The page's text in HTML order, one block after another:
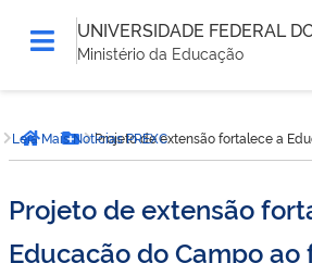
UNIVERSIDADE FEDERAL
Ministério da Educação
está
aqui:Página inicial
Botão Menu
Leia Mais Noticias PREXCProjeto de extensão fortalece a
Projeto de extensão
Educação do Campo ao